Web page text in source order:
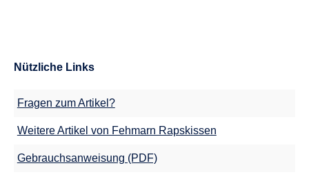
Nützliche Links
Fragen zum Artikel?
Weitere Artikel von Fehmarn Rapskissen
Gebrauchsanweisung (PDF)